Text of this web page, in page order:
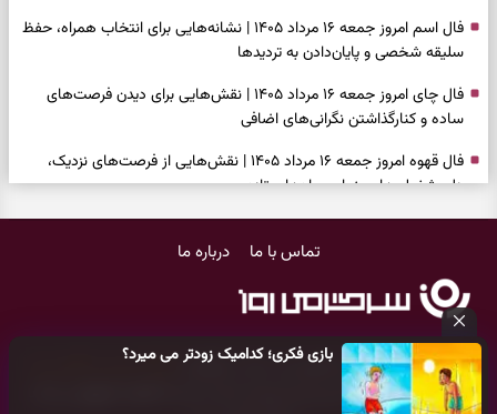
بازی فکری؛ کدامیک زودتر می میرد؟
فال اسم امروز جمعه ۱۶ مرداد ۱۴۰۵ | نشانه‌هایی برای انتخاب همراه، حفظ
سلیقه شخصی و پایان‌دادن به تردیدها
فال چای امروز جمعه ۱۶ مرداد ۱۴۰۵ | نقش‌هایی برای دیدن فرصت‌های
ساده و کنارگذاشتن نگرانی‌های اضافی
فال قهوه امروز جمعه ۱۶ مرداد ۱۴۰۵ | نقش‌هایی از فرصت‌های نزدیک،
دل‌مشغولی‌های پنهان و راه‌های تازه
کارها و روشن‌کردن خواسته‌ها
فال ابجد امروز جمعه ۱۶ مرداد ۱۴۰۵ | نیت‌هایی برای سبک‌شدن دل،
انتخاب درست و حفظ فرصت‌های ارزشمند
فال تاروت امروز جمعه ۱۶ مرداد ۱۴۰۵ | کارت‌هایی برای حفظ دستاوردها،
شنیدن ندای درون و حرکت در زمان مناسب
تماس با ما درباره ما
کلیه حقوق مادی و معنوی این سایت متعلق بهپایگاه خبری سرگرمی روز
می‌باشد و هر گونه کپی‌برداری توسط دیگر سایت‌ها